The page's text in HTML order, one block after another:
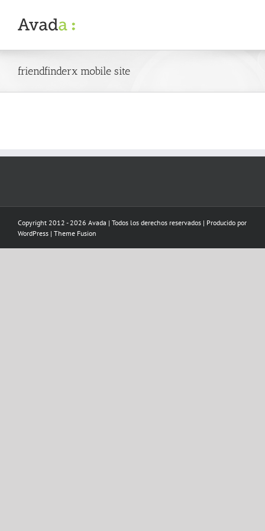
content
friendfinderx mobile site
Copyright 2012 - 2026 Avada | Todos los derechos reservados | Producido por
WordPress | Theme Fusion